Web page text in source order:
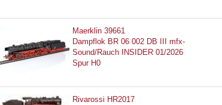
Maerklin 39661
Dampflok BR 06 002 DB III mfx-
Sound/Rauch INSIDER 01/2026
Spur H0
Rivarossi HR2017